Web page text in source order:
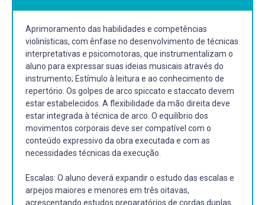
Aprimoramento das habilidades e competências
violinísticas, com ênfase no desenvolvimento de técnicas
interpretativas e psicomotoras, que instrumentalizam o
aluno para expressar suas ideias musicais através do
instrumento; Estímulo à leitura e ao conhecimento de
repertório. Os golpes de arco spiccato e staccato devem
estar estabelecidos. A flexibilidade da mão direita deve
estar integrada à técnica de arco. O equilíbrio dos
movimentos corporais deve ser compatível com o
conteúdo expressivo da obra executada e com as
necessidades técnicas da execução.
Escalas: O aluno deverá expandir o estudo das escalas e
arpejos maiores e menores em três oitavas,
acrescentando estudos preparatórios de cordas duplas.